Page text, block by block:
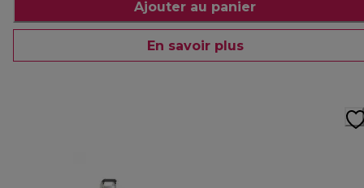
Ajouter au panier
En savoir plus